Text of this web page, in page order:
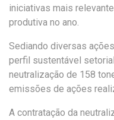
iniciativas mais
produtiva no ano.
Sediando diversas
perfil sustentável
neutralização de 158
emissões de ações
A contratação da